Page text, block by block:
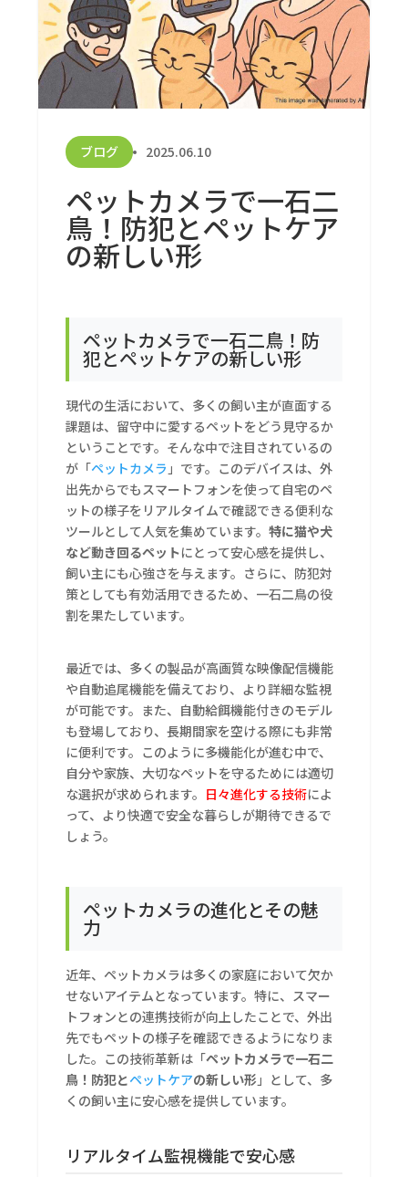
ブログ 2025.06.10
ペットカメラで一石二
鳥！防犯とペットケア
の新しい形
ペットカメラで一石二鳥！防
犯とペットケアの新しい形
現代の生活において、多くの飼い主が直面する
課題は、留守中に愛するペットをどう見守るか
ということです。そんな中で注目されているの
が「ペットカメラ」です。このデバイスは、外
出先からでもスマートフォンを使って自宅のペ
ットの様子をリアルタイムで確認できる便利な
ツールとして人気を集めています。特に猫や犬
など動き回るペットにとって安心感を提供し、
飼い主にも心強さを与えます。さらに、防犯対
策としても有効活用できるため、一石二鳥の役
割を果たしています。
最近では、多くの製品が高画質な映像配信機能
や自動追尾機能を備えており、より詳細な監視
が可能です。また、自動給餌機能付きのモデル
も登場しており、長期間家を空ける際にも非常
に便利です。このように多機能化が進む中で、
自分や家族、大切なペットを守るためには適切
な選択が求められます。 日々進化する技術によ
って、より快適で安全な暮らしが期待できるで
しょう。
ペットカメラの進化とその魅
力
近年、ペットカメラは多くの家庭において欠か
せないアイテムとなっています。特に、スマー
トフォンとの連携技術が向上したことで、外出
先でもペットの様子を確認できるようになりま
した。この技術革新は「ペットカメラで一石二
鳥！防犯とペットケアの新しい形」として、多
くの飼い主に安心感を提供しています。
リアルタイム監視機能で安心感